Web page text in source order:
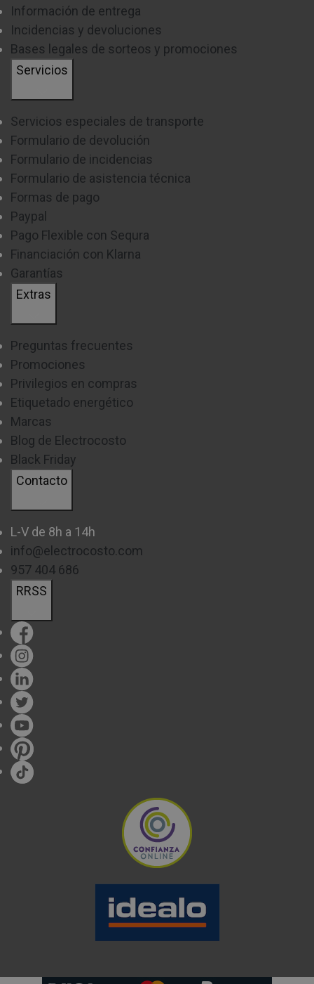
Información de entrega
Incidencias y devoluciones
Bases legales de sorteos y promociones
Servicios
Servicios especiales de transporte
Formulario de devolución
Formulario de incidencias
Formulario de asistencia técnica
Formas de pago
Paypal
Pago Flexible con Sequra
Financiación con Klarna
Garantías
Extras
Preguntas frecuentes
Promociones
Privilegios en compras
Etiquetado energético
Marcas
Blog de Electrocosto
Black Friday
Contacto
L-V de 8h a 14h
info@electrocosto.com
957 404 686
RRSS